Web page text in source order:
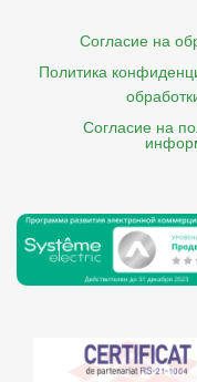
Согласие на
Политика
Согласие на